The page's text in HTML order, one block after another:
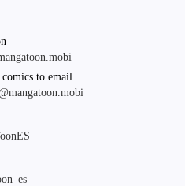
comics to email